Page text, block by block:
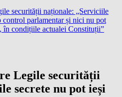
securității naționale: „Serviciile
control parlamentar și nici nu pot
în condițiile actualei Constituții”
Legile securității
secrete nu pot ieși